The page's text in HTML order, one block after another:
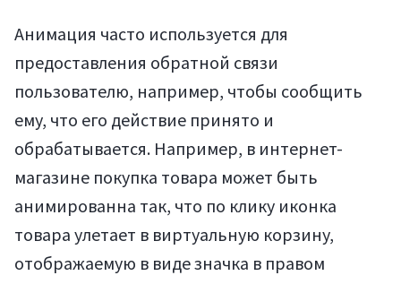
Анимация часто используется для
предоставления обратной связи
пользователю, например, чтобы сообщить
ему, что его действие принято и
обрабатывается. Например, в интернет-
магазине покупка товара может быть
анимированна так, что по клику иконка
товара улетает в виртуальную корзину,
отображаемую в виде значка в правом